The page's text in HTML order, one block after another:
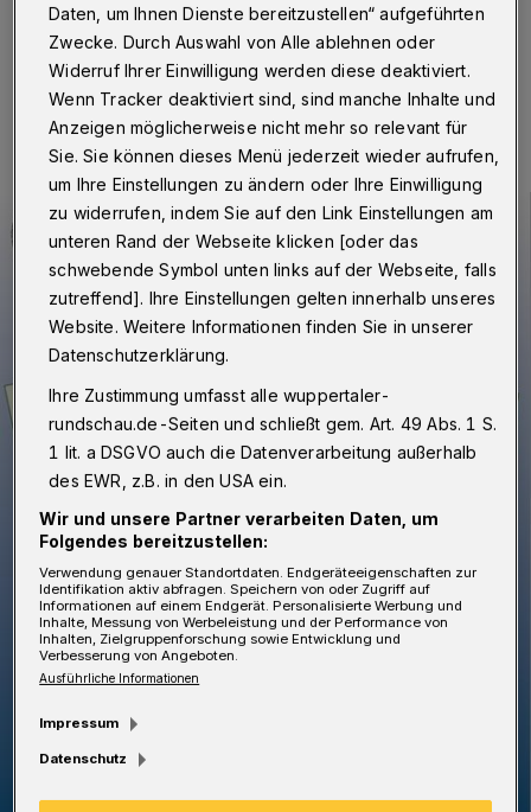
Eine Minute Lesezeit
Daten, um Ihnen Dienste bereitzustellen“ aufgeführten
Zwecke. Durch Auswahl von Alle ablehnen oder
Widerruf Ihrer Einwilligung werden diese deaktiviert.
Wenn Tracker deaktiviert sind, sind manche Inhalte und
Anzeigen möglicherweise nicht mehr so relevant für
Sie. Sie können dieses Menü jederzeit wieder aufrufen,
um Ihre Einstellungen zu ändern oder Ihre Einwilligung
zu widerrufen, indem Sie auf den Link Einstellungen am
unteren Rand der Webseite klicken [oder das
schwebende Symbol unten links auf der Webseite, falls
zutreffend]. Ihre Einstellungen gelten innerhalb unseres
Website. Weitere Informationen finden Sie in unserer
Datenschutzerklärung.
Ihre Zustimmung umfasst alle wuppertaler-
rundschau.de-Seiten und schließt gem. Art. 49 Abs. 1 S.
1 lit. a DSGVO auch die Datenverarbeitung außerhalb
des EWR, z.B. in den USA ein.
Wir und unsere Partner verarbeiten Daten, um
Folgendes bereitzustellen:
Verwendung genauer Standortdaten. Endgeräteeigenschaften zur
Identifikation aktiv abfragen. Speichern von oder Zugriff auf
Informationen auf einem Endgerät. Personalisierte Werbung und
Inhalte, Messung von Werbeleistung und der Performance von
Inhalten, Zielgruppenforschung sowie Entwicklung und
Verbesserung von Angeboten.
Ausführliche Informationen
Impressum
Datenschutz